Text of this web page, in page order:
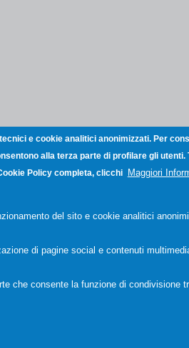
e cookie analitici anonimizzati. Per
alla terza parte di profilare gli
Policy completa, clicchi
Maggiori
del sito e cookie analitici
di pagine social e contenuti
che consente la funzione di condivisione